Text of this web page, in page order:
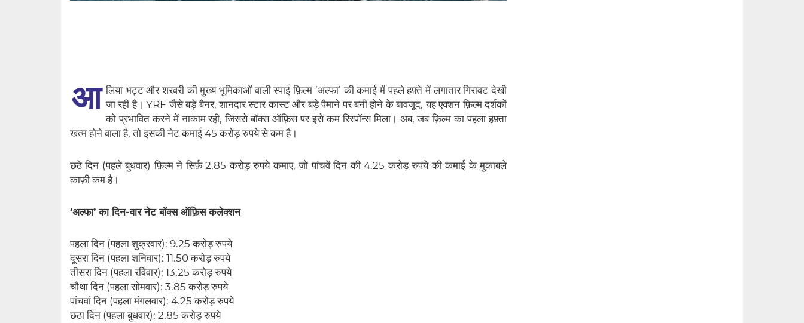
आ लिया भट्ट और शरवरी की मुख्य भूमिकाओं वाली स्पाई फ़िल्म ‘अल्फा’ की कमाई में पहले हफ़्ते में लगातार गिरावट देखी
जा रही है। YRF जैसे बड़े बैनर, शानदार स्टार कास्ट और बड़े पैमाने पर बनी होने के बावजूद, यह एक्शन फ़िल्म दर्शकों
को प्रभावित करने में नाकाम रही, जिससे बॉक्स ऑफ़िस पर इसे कम रिस्पॉन्स मिला। अब, जब फ़िल्म का पहला हफ़्ता
खत्म होने वाला है, तो इसकी नेट कमाई 45 करोड़ रुपये से कम है।
छठे दिन (पहले बुधवार) फ़िल्म ने सिर्फ़ 2.85 करोड़ रुपये कमाए, जो पांचवें दिन की 4.25 करोड़ रुपये की कमाई के मुकाबले
काफ़ी कम है।
‘अल्फा’ का दिन-वार नेट बॉक्स ऑफ़िस कलेक्शन
पहला दिन (पहला शुक्रवार): 9.25 करोड़ रुपये
दूसरा दिन (पहला शनिवार): 11.50 करोड़ रुपये
तीसरा दिन (पहला रविवार): 13.25 करोड़ रुपये
चौथा दिन (पहला सोमवार): 3.85 करोड़ रुपये
पांचवां दिन (पहला मंगलवार): 4.25 करोड़ रुपये
छठा दिन (पहला बुधवार): 2.85 करोड़ रुपये